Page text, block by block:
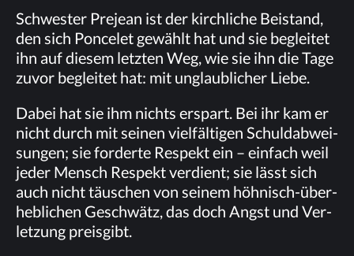
Schwes­ter Pre­jean ist der kirch­li­che Bei­stand,
den sich Pon­ce­let ge­wählt hat und sie be­glei­tet
ihn auf die­sem letz­ten Weg, wie sie ihn die Tage
zu­vor be­glei­tet hat: mit un­glaub­li­cher Liebe.
Da­bei hat sie ihm nichts er­spart. Bei ihr kam er
nicht durch mit sei­nen viel­fäl­ti­gen Schuld­ab­wei­
sun­gen; sie for­der­te Re­spekt ein – ein­fach weil
je­der Mensch Re­spekt ver­dient; sie lässt sich
auch nicht täu­schen von sei­nem höh­nisch-über­
heb­li­chen Ge­schwätz, das doch Angst und Ver­
let­zung preisgibt.